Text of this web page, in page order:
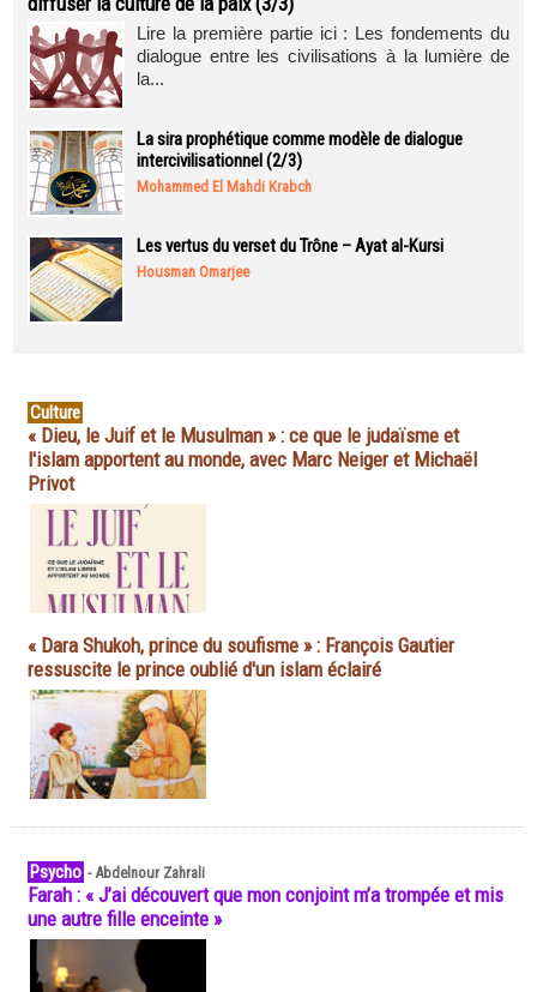
Lire la première partie ici : Les fondements du
dialogue entre les civilisations à la lumière de
la...
La sira prophétique comme modèle de dialogue
intercivilisationnel (2/3)
Mohammed El Mahdi Krabch
Les vertus du verset du Trône – Ayat al-Kursi
Housman Omarjee
Culture
« Dieu, le Juif et le Musulman » : ce que le judaïsme et
l'islam apportent au monde, avec Marc Neiger et Michaël
Privot
« Dara Shukoh, prince du soufisme » : François Gautier
ressuscite le prince oublié d'un islam éclairé
Psycho -Abdelnour Zahrali
Farah : « J’ai découvert que mon conjoint m’a trompée et mis
une autre fille enceinte »